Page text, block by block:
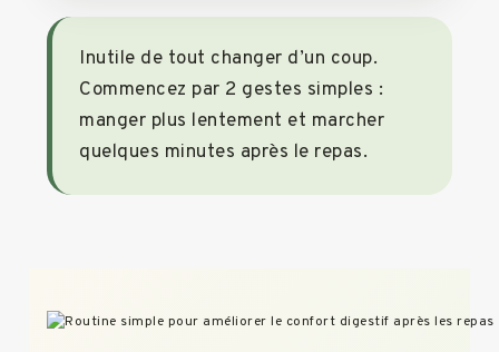
Inutile de tout changer d’un coup.
Commencez par 2 gestes simples :
manger plus lentement et marcher
quelques minutes après le repas.